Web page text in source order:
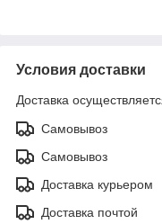
Условия доставки
Доставка
Самовывоз
Самовывоз
Доставка курьером
Доставка почтой